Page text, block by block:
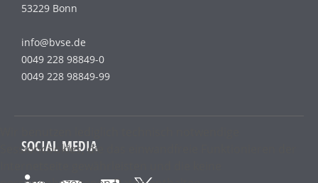
53229 Bonn
info@bvse.de
0049 228 98849-0
0049 228 98849-99
SOCIAL MEDIA
Sessioncookies, die das einwandfreie Funktionieren der